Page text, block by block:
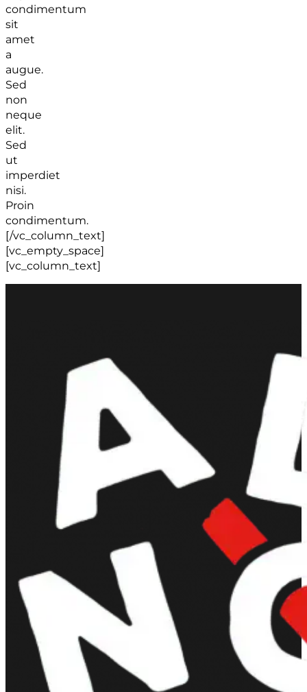
condimentum
sit
amet
a
augue.
Sed
non
neque
elit.
Sed
ut
imperdiet
nisi.
Proin
condimentum.
[/vc_column_text]
[vc_empty_space]
[vc_column_text]